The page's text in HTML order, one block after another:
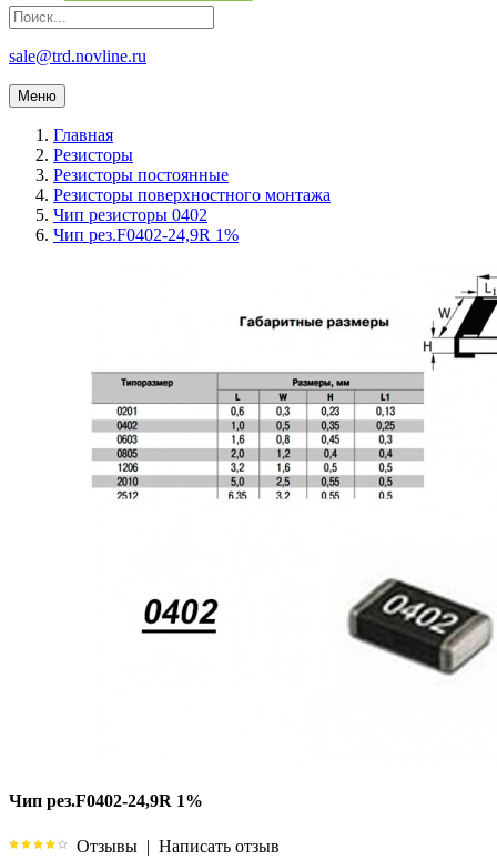
sale@trd.novline.ru
Меню
Главная
Резисторы
Резисторы постоянные
Резисторы поверхностного монтажа
Чип резисторы 0402
Чип рез.F0402-24,9R 1%
Чип рез.F0402-24,9R 1%
Отзывы | Написать отзыв